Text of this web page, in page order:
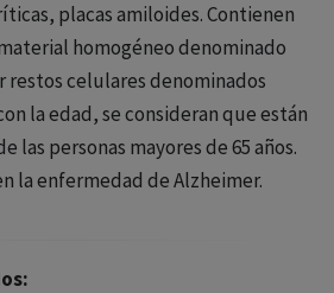
placas amiloides. Contienen
homogéneo denominado
celulares denominados
la edad, se consideran que están
las personas mayores de 65 años.
la enfermedad de Alzheimer.